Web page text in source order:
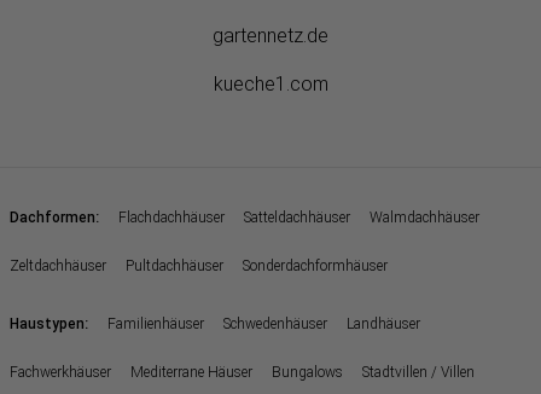
gartennetz.de
kueche1.com
Dachformen: Flachdachhäuser Satteldachhäuser Walmdachhäuser
Zeltdachhäuser Pultdachhäuser Sonderdachformhäuser
Haustypen: Familienhäuser Schwedenhäuser Landhäuser
Fachwerkhäuser Mediterrane Häuser Bungalows Stadtvillen / Villen